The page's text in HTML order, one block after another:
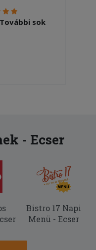
sok
- Ecser
Bistro 17 Napi
Menü - Ecser